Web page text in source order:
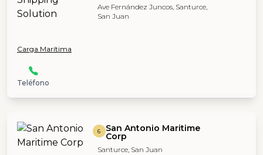
Ave Fernández Juncos, Santurce,
San Juan
Carga Marítima
Teléfono
6 San Antonio Maritime
Corp
Santurce, San Juan